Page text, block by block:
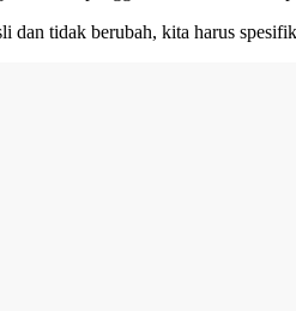
dan tidak berubah, kita harus